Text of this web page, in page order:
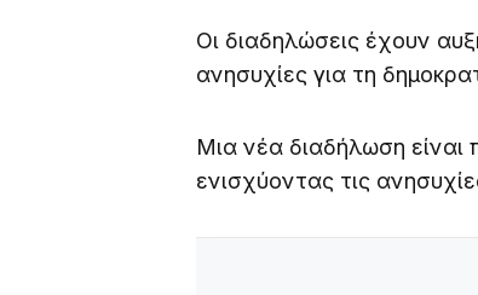
Οι διαδηλώσεις έχουν
ανησυχίες για τη
Μια νέα διαδήλωση είναι
ενισχύοντας τις